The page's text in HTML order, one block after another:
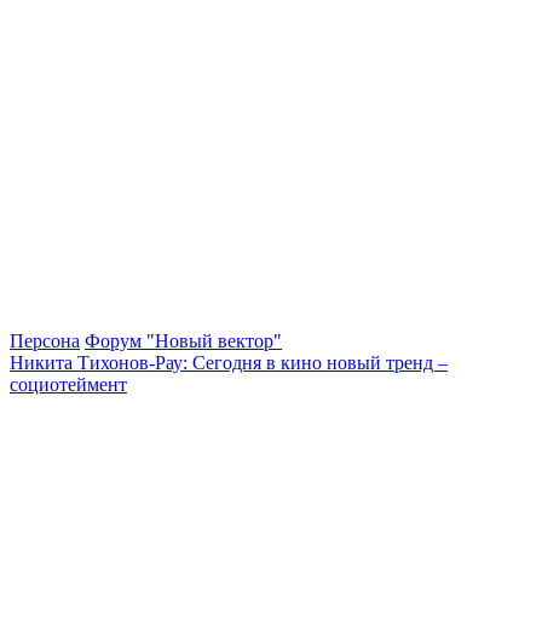
Персона Форум "Новый вектор"
Никита Тихонов-Рау: Сегодня в кино новый тренд –
социотеймент